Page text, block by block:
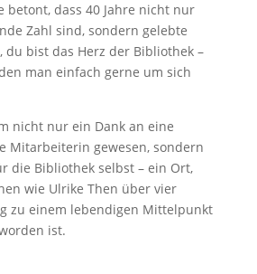
betont, dass 40 Jahre nicht nur
Zahl sind, sondern gelebte
du bist das Herz der Bibliothek –
man einfach gerne um sich
nicht nur ein Dank an eine
Mitarbeiterin gewesen, sondern
die Bibliothek selbst – ein Ort,
wie Ulrike Then über vier
zu einem lebendigen Mittelpunkt
ist.